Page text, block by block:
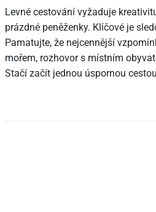
Levné cestování vyžaduje
prázdné peněženky. Klíčové je
Pamatujte, že nejcennější
mořem, rozhovor s místním
Stačí začít jednou úspornou